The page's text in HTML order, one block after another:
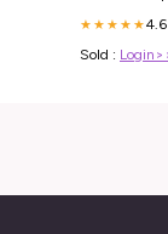
★★★★★
Sold :